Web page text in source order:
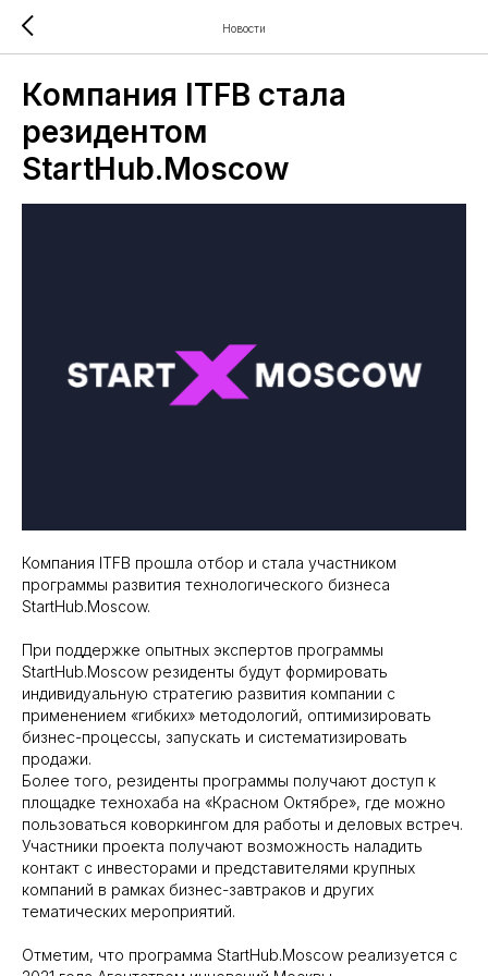
Новости
Компания ITFB стала
резидентом
StartHub.Moscow
Компания ITFB прошла отбор и стала участником
программы развития технологического бизнеса
StartHub.Moscow.
При поддержке опытных экспертов программы
StartHub.Moscow резиденты будут формировать
индивидуальную стратегию развития компании с
применением «гибких» методологий, оптимизировать
бизнес-процессы, запускать и систематизировать
продажи.
Более того, резиденты программы получают доступ к
площадке технохаба на «Красном Октябре», где можно
пользоваться коворкингом для работы и деловых встреч.
Участники проекта получают возможность наладить
контакт с инвесторами и представителями крупных
компаний в рамках бизнес-завтраков и других
тематических мероприятий.
Отметим, что программа StartHub.Moscow реализуется с